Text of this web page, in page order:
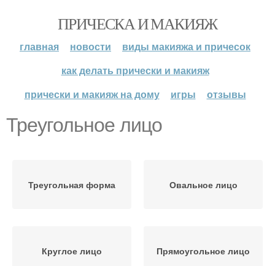
ПРИЧЕСКА И МАКИЯЖ
главная новости
виды макияжа и причесок
как делать прически и макияж
прически и макияж на дому
игры отзывы
Треугольное лицо
Треугольная форма Овальное лицо
Круглое лицо Прямоугольное лицо